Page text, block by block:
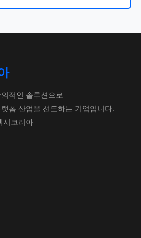
적인 솔루션으로
폼 산업을 선도하는 기업입니다.
시코리아